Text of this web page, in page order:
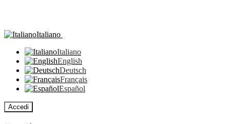
Italiano
Italiano
English
Deutsch
Français
Español
Accedi